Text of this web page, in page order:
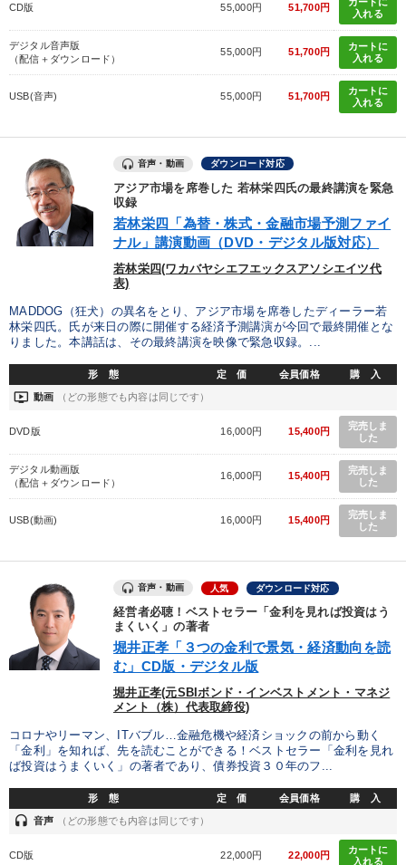
CD版 55,000円 51,700円
入れる
デジタル音声版
（配信＋ダウンロード）
55,000円 51,700円
カートに
入れる
USB(音声) 55,000円 51,700円
カートに
入れる
音声・動画 ダウンロード対応
アジア市場を席巻した 若林栄四氏の最終講演を緊急
収録
若林栄四「為替・株式・金融市場予測ファイ
ナル」講演動画（DVD・デジタル版対応）
若林栄四(ワカバヤシエフエックスアソシエイツ代
表)
MADDOG（狂犬）の異名をとり、アジア市場を席巻したディーラー若
林栄四氏。氏が来日の際に開催する経済予測講演が今回で最終開催とな
りました。本講話は、その最終講演を映像で緊急収録。...
形 態 定 価 会員価格 購 入
ondemand_video 動画 （どの形態でも内容は同じです）
DVD版 16,000円 15,400円
完売しま
した
デジタル動画版
（配信＋ダウンロード）
16,000円 15,400円
完売しま
した
USB(動画) 16,000円 15,400円
完売しま
した
音声・動画 人気 ダウンロード対応
経営者必聴！ベストセラー「金利を見れば投資はう
まくいく」の著者
堀井正孝「３つの金利で景気・経済動向を読
む」CD版・デジタル版
堀井正孝(元SBIボンド・インベストメント・マネジ
メント（株）代表取締役)
コロナやリーマン、ITバブル…金融危機や経済ショックの前から動く
「金利」を知れば、先を読むことができる！ベストセラー「金利を見れ
ば投資はうまくいく」の著者であり、債券投資３０年のフ...
形 態 定 価 会員価格 購 入
headset 音声 （どの形態でも内容は同じです）
CD版 22,000円 22,000円
カートに
入れる